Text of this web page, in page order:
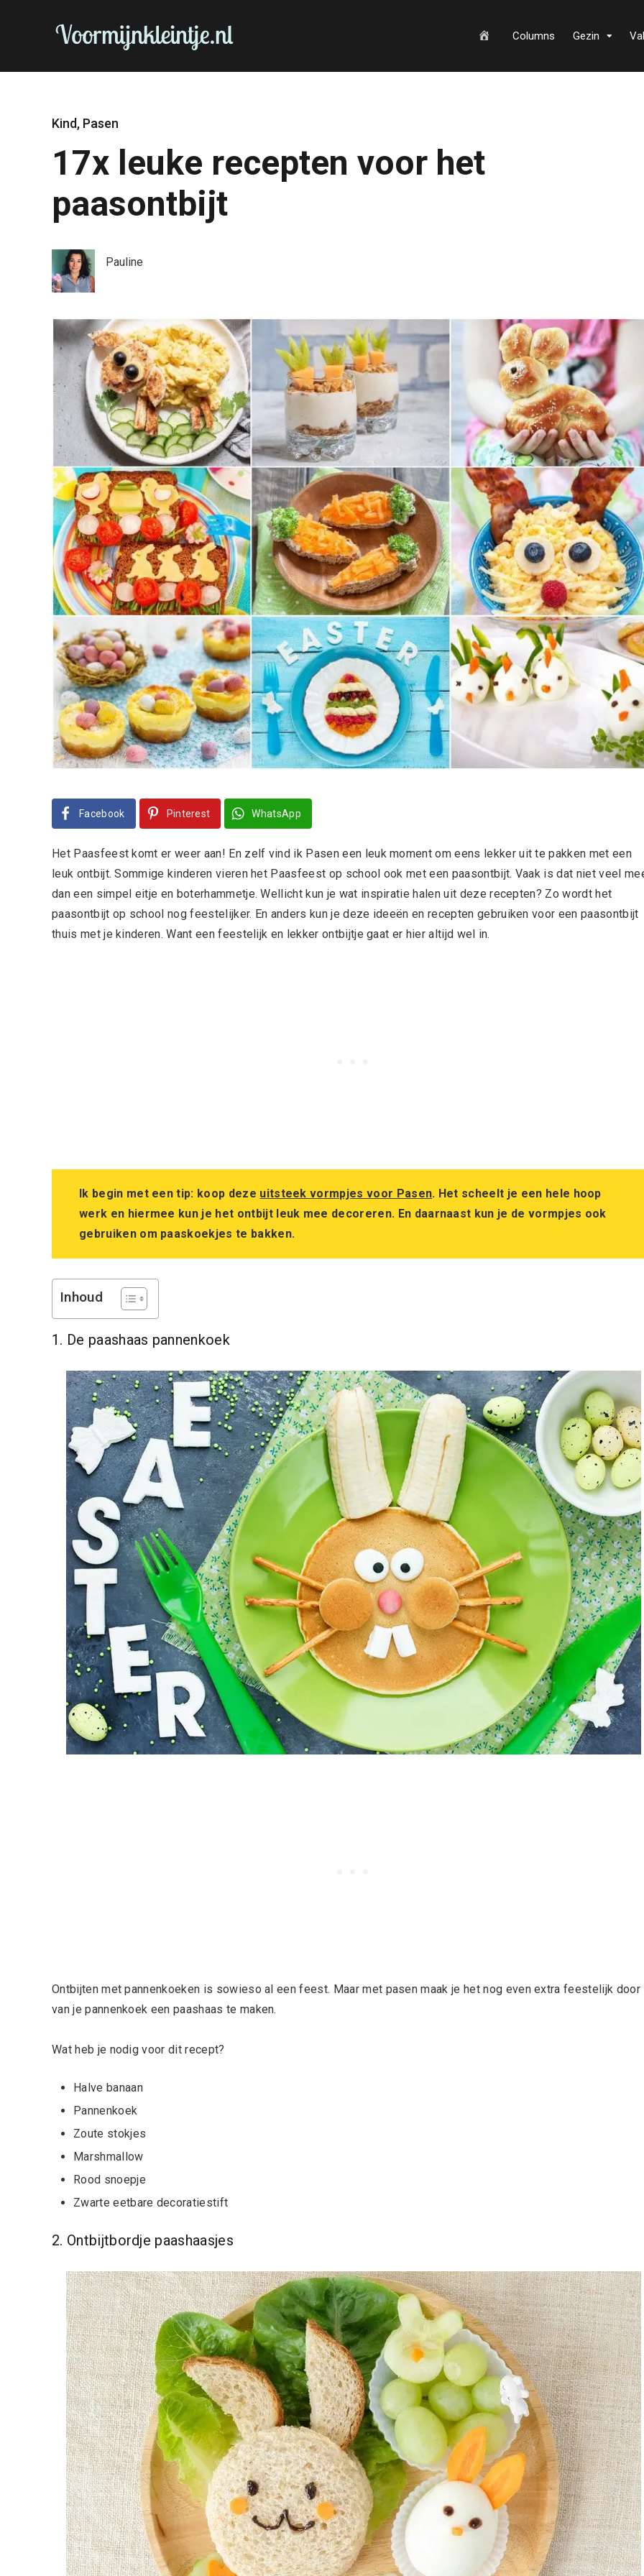
Columns Gezin
Kind, Pasen
17x leuke recepten voor het
paasontbijt
Pauline
Facebook Pinterest WhatsApp
Het Paasfeest komt er weer aan! En zelf vind ik Pasen een leuk moment om eens lekker uit te pakken met een
leuk ontbijt. Sommige kinderen vieren het Paasfeest op school ook met een paasontbijt. Vaak is dat niet veel
dan een simpel eitje en boterhammetje. Wellicht kun je wat inspiratie halen uit deze recepten? Zo wordt het
paasontbijt op school nog feestelijker. En anders kun je deze ideeën en recepten gebruiken voor een paasontbijt
thuis met je kinderen. Want een feestelijk en lekker ontbijtje gaat er hier altijd wel in.
Ik begin met een tip: koop deze uitsteek vormpjes voor Pasen. Het scheelt je een hele hoop
werk en hiermee kun je het ontbijt leuk mee decoreren. En daarnaast kun je de vormpjes ook
gebruiken om paaskoekjes te bakken.
Inhoud
1. De paashaas pannenkoek
Ontbijten met pannenkoeken is sowieso al een feest. Maar met pasen maak je het nog even extra feestelijk door
van je pannenkoek een paashaas te maken.
Wat heb je nodig voor dit recept?
Halve banaan
Pannenkoek
Zoute stokjes
Marshmallow
Rood snoepje
Zwarte eetbare decoratiestift
2. Ontbijtbordje paashaasjes